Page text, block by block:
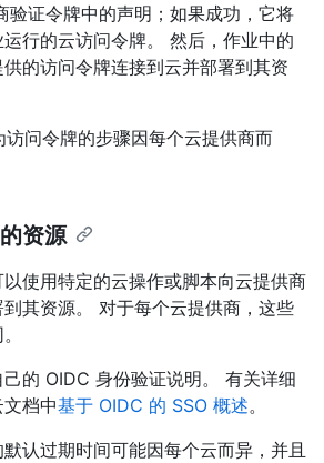
验证令牌中的声明；如果成功，它将
行的云访问令牌。 然后，作业中的
的访问令牌连接到云并部署到其资
问令牌的步骤因每个云提供商而
资源
使用特定的云操作或脚本向云提供商
其资源。 对于每个云提供商，这些
的 OIDC 身份验证说明。 有关详细
档中基于 OIDC 的 SSO 概述。
认过期时间可能因每个云而异，并且